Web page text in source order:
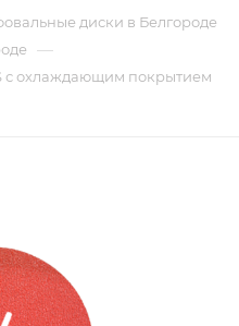
диски в Белгороде
—
с охлаждающим покрытием